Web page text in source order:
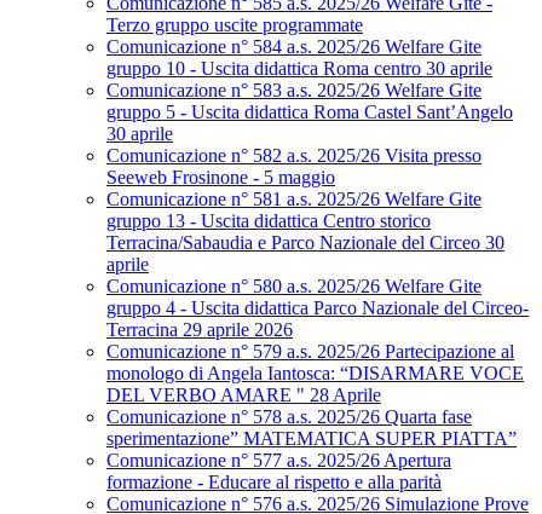
Terzo gruppo uscite programmate
Comunicazione n° 584 a.s. 2025/26 Welfare Gite
gruppo 10 - Uscita didattica Roma centro 30 aprile
Comunicazione n° 583 a.s. 2025/26 Welfare Gite
gruppo 5 - Uscita didattica Roma Castel Sant’Angelo
30 aprile
Comunicazione n° 582 a.s. 2025/26 Visita presso
Seeweb Frosinone - 5 maggio
Comunicazione n° 581 a.s. 2025/26 Welfare Gite
gruppo 13 - Uscita didattica Centro storico
Terracina/Sabaudia e Parco Nazionale del Circeo 30
aprile
Comunicazione n° 580 a.s. 2025/26 Welfare Gite
gruppo 4 - Uscita didattica Parco Nazionale del Circeo-
Terracina 29 aprile 2026
Comunicazione n° 579 a.s. 2025/26 Partecipazione al
monologo di Angela Iantosca: “DISARMARE VOCE
DEL VERBO AMARE " 28 Aprile
Comunicazione n° 578 a.s. 2025/26 Quarta fase
sperimentazione” MATEMATICA SUPER PIATTA”
Comunicazione n° 577 a.s. 2025/26 Apertura
formazione - Educare al rispetto e alla parità
Comunicazione n° 576 a.s. 2025/26 Simulazione Prove